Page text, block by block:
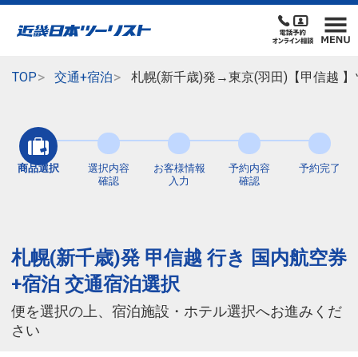
TOP 交通+宿泊 札幌(新千歳)発→東京(羽田)【甲信越
商品選択
選択内容
確認
お客様情報
入力
予約内容
確認
予約完了
札幌(新千歳)発 甲信越 行き 国内航空券
+宿泊 交通宿泊選択
便を選択の上、宿泊施設・ホテル選択へお進みくだ
さい